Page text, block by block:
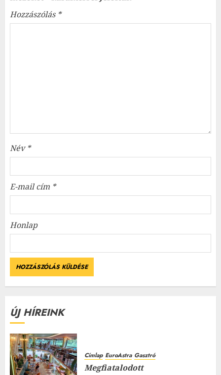
Hozzászólás *
Név*
E-mail cím *
Honlap
ÚJ HÍREINK
Címlap EuroAstra Gasztró
Megfiatalodott